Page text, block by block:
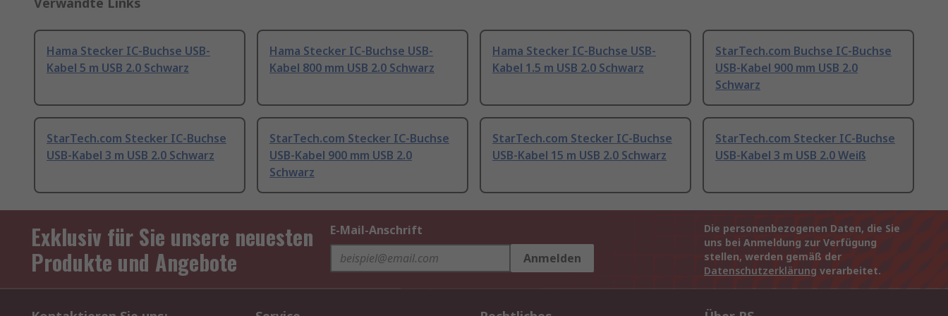
Hama Stecker IC-Buchse USB-
Kabel 5 m USB 2.0 Schwarz
Hama Stecker IC-Buchse USB-
Kabel 800 mm USB 2.0 Schwarz
Hama Stecker IC-Buchse USB-
Kabel 1.5 m USB 2.0 Schwarz
StarTech.com Buchse IC-Buchse
USB-Kabel 900 mm USB 2.0
Schwarz
StarTech.com Stecker IC-Buchse
USB-Kabel 3 m USB 2.0 Schwarz
StarTech.com Stecker IC-Buchse
USB-Kabel 900 mm USB 2.0
Schwarz
StarTech.com Stecker IC-Buchse
USB-Kabel 15 m USB 2.0 Schwarz
StarTech.com Stecker IC-Buchse
USB-Kabel 3 m USB 2.0 Weiß
Exklusiv für Sie unsere neuesten
Produkte und Angebote
E-Mail-Anschrift
Anmelden
Die personenbezogenen Daten, die Sie
uns bei Anmeldung zur Verfügung
stellen, werden gemäß der
Datenschutzerklärung verarbeitet.